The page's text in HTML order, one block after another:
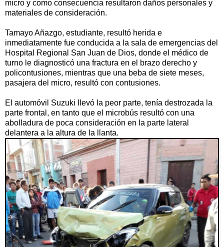
micro y como consecuencia resultaron daños personales y
materiales de consideración.
Tamayo Añazgo, estudiante, resultó herida e
inmediatamente fue conducida a la sala de emergencias del
Hospital Regional San Juan de Dios, donde el médico de
turno le diagnosticó una fractura en el brazo derecho y
policontusiones, mientras que una beba de siete meses,
pasajera del micro, resultó con contusiones.
El automóvil Suzuki llevó la peor parte, tenía destrozada la
parte frontal, en tanto que el microbús resultó con una
abolladura de poca consideración en la parte lateral
delantera a la altura de la llanta.